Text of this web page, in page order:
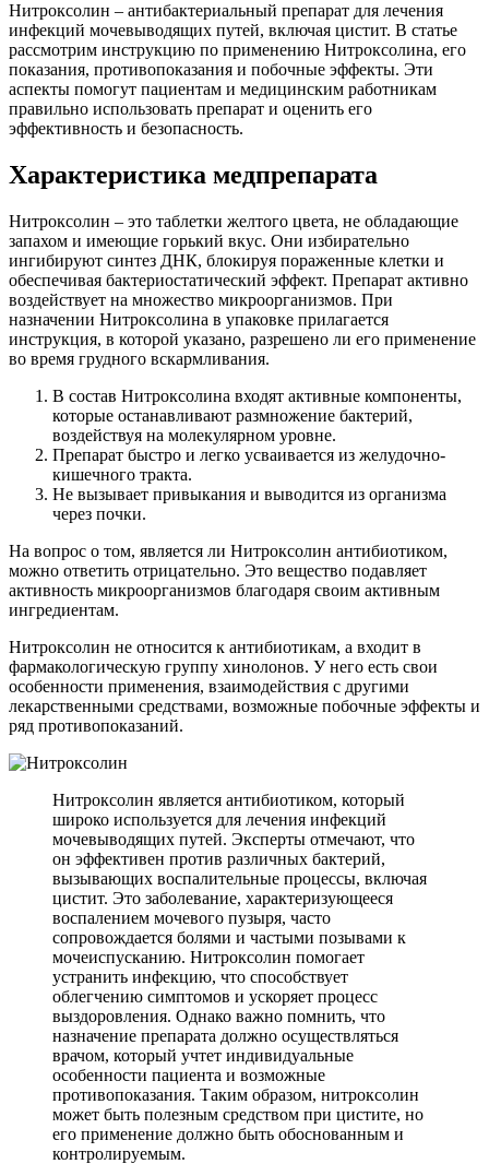
Нитроксолин – антибактериальный препарат для лечения
инфекций мочевыводящих путей, включая цистит. В статье
рассмотрим инструкцию по применению Нитроксолина, его
показания, противопоказания и побочные эффекты. Эти
аспекты помогут пациентам и медицинским работникам
правильно использовать препарат и оценить его
эффективность и безопасность.
Характеристика медпрепарата
Нитроксолин – это таблетки желтого цвета, не обладающие
запахом и имеющие горький вкус. Они избирательно
ингибируют синтез ДНК, блокируя пораженные клетки и
обеспечивая бактериостатический эффект. Препарат активно
воздействует на множество микроорганизмов. При
назначении Нитроксолина в упаковке прилагается
инструкция, в которой указано, разрешено ли его применение
во время грудного вскармливания.
В состав Нитроксолина входят активные компоненты,
которые останавливают размножение бактерий,
воздействуя на молекулярном уровне.
Препарат быстро и легко усваивается из желудочно-
кишечного тракта.
Не вызывает привыкания и выводится из организма
через почки.
На вопрос о том, является ли Нитроксолин антибиотиком,
можно ответить отрицательно. Это вещество подавляет
активность микроорганизмов благодаря своим активным
ингредиентам.
Нитроксолин не относится к антибиотикам, а входит в
фармакологическую группу хинолонов. У него есть свои
особенности применения, взаимодействия с другими
лекарственными средствами, возможные побочные эффекты и
ряд противопоказаний.
Нитроксолин является антибиотиком, который
широко используется для лечения инфекций
мочевыводящих путей. Эксперты отмечают, что
он эффективен против различных бактерий,
вызывающих воспалительные процессы, включая
цистит. Это заболевание, характеризующееся
воспалением мочевого пузыря, часто
сопровождается болями и частыми позывами к
мочеиспусканию. Нитроксолин помогает
устранить инфекцию, что способствует
облегчению симптомов и ускоряет процесс
выздоровления. Однако важно помнить, что
назначение препарата должно осуществляться
врачом, который учтет индивидуальные
особенности пациента и возможные
противопоказания. Таким образом, нитроксолин
может быть полезным средством при цистите, но
его применение должно быть обоснованным и
контролируемым.